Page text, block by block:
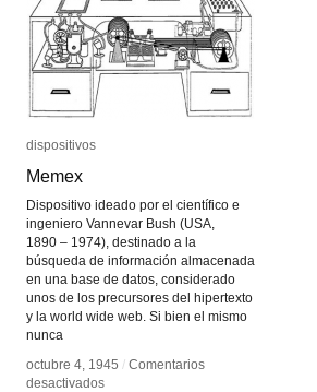
dispositivos
Memex
Dispositivo ideado por el científico e
ingeniero Vannevar Bush (USA,
1890 – 1974), destinado a la
búsqueda de información almacenada
en una base de datos, considerado
unos de los precursores del hipertexto
y la world wide web. Si bien el mismo
nunca
octubre 4, 1945 / Comentarios
desactivadosen
dispositivos
Memex
octubre 4, 1945 / Comentarios
desactivadosen